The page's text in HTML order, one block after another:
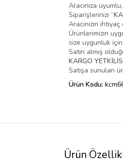
Aracınıza
Siparişlerinizi “
Aracınızın
Ürünlerimizin
size uygunluk için
Satın almış
KARGO
Satışa sunulan
Ürün Kodu:
Ürün